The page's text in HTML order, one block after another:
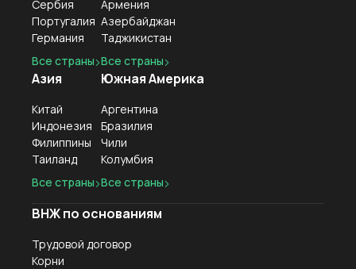
Сербия
Португалия
Германия
Все страны
Азия
Китай
Индонезия
Филиппины
Таиланд
Все страны
Армения
Азербайджан
Таджикистан
Все страны
Южная Америка
Аргентина
Бразилия
Чили
Колумбия
Все страны
ВНЖ по основаниям
Трудовой договор
Корни